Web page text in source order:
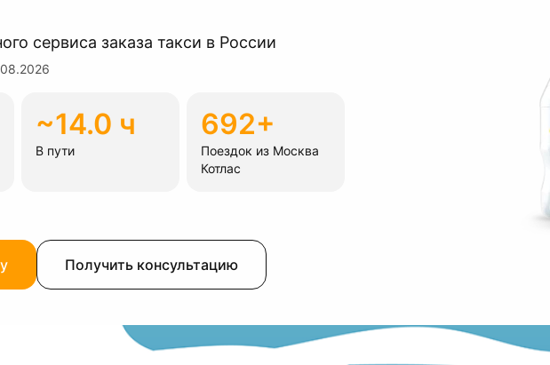
сервиса заказа такси в России
~14.0 ч
В пути
692+
Поездок из Москва
Котлас
Получить консультацию